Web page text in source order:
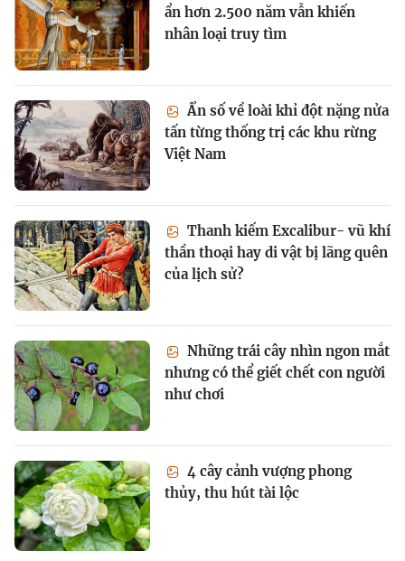
ẩn hơn 2.500 năm vẫn khiến
nhân loại truy tìm
Ẩn số về loài khỉ đột nặng nửa
tấn từng thống trị các khu rừng
Việt Nam
Thanh kiếm Excalibur- vũ khí
thần thoại hay di vật bị lãng quên
của lịch sử?
Những trái cây nhìn ngon mắt
nhưng có thể giết chết con người
như chơi
4 cây cảnh vượng phong
thủy, thu hút tài lộc